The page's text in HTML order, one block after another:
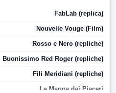
FabLab (replica)
Nouvelle Vouge (Film)
Rosso e Nero (repliche)
Buonissimo Red Roger (repliche)
Fili Meridiani (repliche)
La Mappa dei Piaceri